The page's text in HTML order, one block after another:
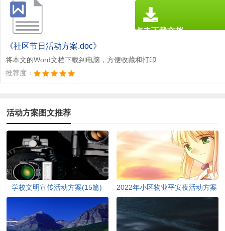
《社区节日活动方案.doc》
将本文的Word文档下载到电脑，方便收藏和打印
推荐度：
点击下载文档
活动方案图文推荐
学校文明宣传活动方案(15篇)
2022年小区物业平安夜活动方案